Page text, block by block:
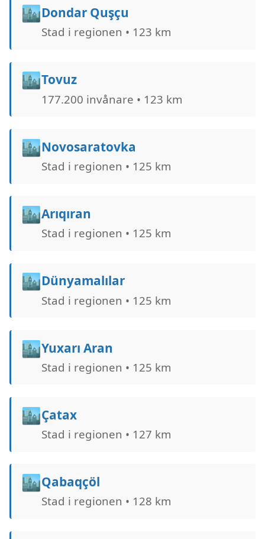
🏙️Dondar Quşçu
Stad i regionen • 123 km
🏙️Tovuz
177.200 invånare • 123 km
🏙️Novosaratovka
Stad i regionen • 125 km
🏙️Arıqıran
Stad i regionen • 125 km
🏙️Dünyamalılar
Stad i regionen • 125 km
🏙️Yuxarı Aran
Stad i regionen • 125 km
🏙️Çatax
Stad i regionen • 127 km
🏙️Qabaqçöl
Stad i regionen • 128 km